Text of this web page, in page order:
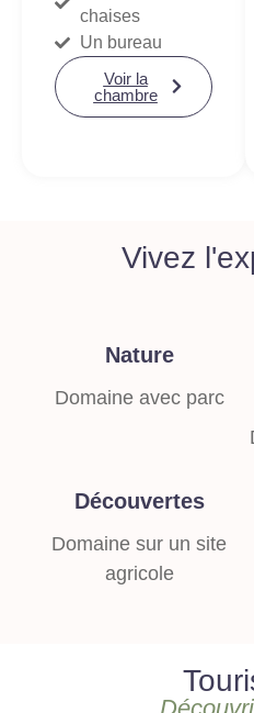
chaises
Un bureau
Voir la
chambre
Vivez
Nature
Domaine avec parc
Découvertes
Domaine sur un site
agricole